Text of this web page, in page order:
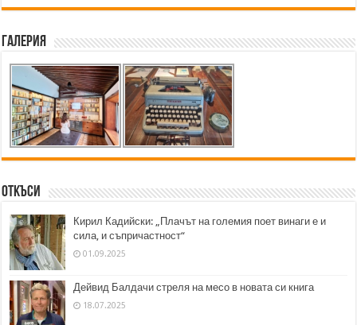
Галерия
Откъси
Кирил Кадийски: „Плачът на големия поет винаги е и
сила, и съпричастност“
01.09.2025
Дейвид Балдачи стреля на месо в новата си книга
18.07.2025